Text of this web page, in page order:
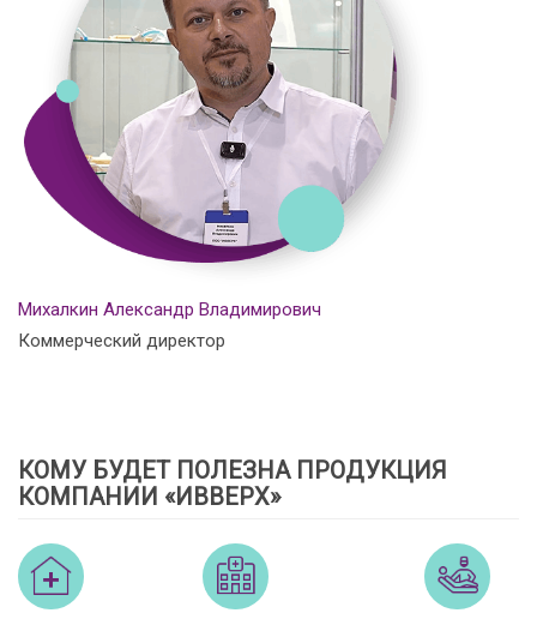
Михалкин Александр Владимирович
Коммерческий директор
КОМУ БУДЕТ ПОЛЕЗНА ПРОДУКЦИЯ
КОМПАНИИ «ИВВЕРХ»